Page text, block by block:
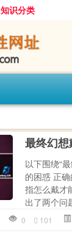
知识分类
最终幻
以下围绕“
的困惑 正
指怎么戴才
出了两个问
0 101